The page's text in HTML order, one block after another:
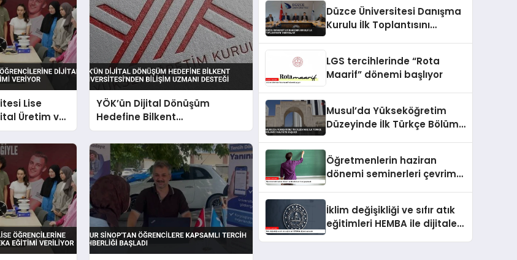
Lise
Üretim ve
Veriyor
YÖK’ün Dijital Dönüşüm
Hedefine Bilkent
Üniversitesi’nden Bilişim
Uzmanı Desteği
Düzce Üniversitesi Danışma
Kurulu İlk Toplantısını
LGS tercihlerinde “Rota
Maarif” dönemi başlıyor
Musul’da Yükseköğretim
Düzeyinde İlk Türkçe Bölümü
Öğretmenlerin haziran
dönemi seminerleri çevrim
İklim değişikliği ve sıfır atık
eğitimleri HEMBA ile dijitale